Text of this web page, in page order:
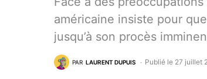
américaine insiste pour
jusqu’à son procès
PAR LAURENT DUPUIS Publié le 27 juillet